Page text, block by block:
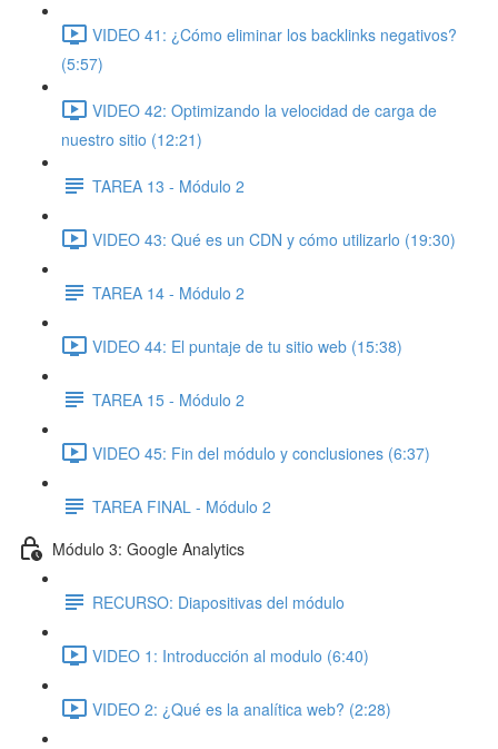
VIDEO 41: ¿Cómo eliminar los backlinks negativos?
(5:57)
VIDEO 42: Optimizando la velocidad de carga de
nuestro sitio (12:21)
TAREA 13 - Módulo 2
VIDEO 43: Qué es un CDN y cómo utilizarlo (19:30)
TAREA 14 - Módulo 2
VIDEO 44: El puntaje de tu sitio web (15:38)
TAREA 15 - Módulo 2
VIDEO 45: Fin del módulo y conclusiones (6:37)
TAREA FINAL - Módulo 2
Módulo 3: Google Analytics
RECURSO: Diapositivas del módulo
VIDEO 1: Introducción al modulo (6:40)
VIDEO 2: ¿Qué es la analítica web? (2:28)